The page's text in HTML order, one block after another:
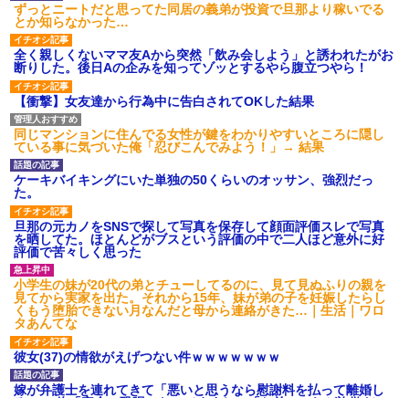
【衝撃】報酬100万円超の治験
募集がこちらｗｗｗｗｗ(※画像
あり)
【ネット騒然】惨殺されたタ
ワマン頂き女子のこの動画、す
げえええええｗｗｗｗｗｗｗｗ
ｗｗｗ
【愕然】白のクラウン俺氏、
高速道路左車線を制限速度で走
った結果wwwwwwwwwwww
百年の恋12-899 食べた量を
張り合ってくる
【悲報】佐藤輝明・・・２軍
でも盛大にやらかす←あまり悲
しませないでくれ
ずっとニートだと思ってた同居の義弟が投資で旦那より稼いでる
とか知らなかった…
全く親しくないママ友Aから突然「飲み会しよう」と誘われたがお
断りした。後日Aの企みを知ってゾッとするやら腹立つやら！
【衝撃】女友達から行為中に告白されてOKした結果
同じマンションに住んでる女性が鍵をわかりやすいところに隠し
ている事に気づいた俺「忍びこんでみよう！」→ 結果
ケーキバイキングにいた単独の50くらいのオッサン、強烈だっ
た。
旦那の元カノをSNSで探して写真を保存して顔面評価スレで写真
を晒してた。ほとんどがブスという評価の中で二人ほど意外に好
評価で苦々しく思った
小学生の妹が20代の弟とチューしてるのに、見て見ぬふりの親を
見てから実家を出た。それから15年、妹が弟の子を妊娠したらし
くもう堕胎できない月なんだと母から連絡がきた…｜生活｜ワロ
タあんてな
彼女(37)の情欲がえげつない件ｗｗｗｗｗｗｗ
嫁が弁護士を連れてきて「悪いと思うなら慰謝料を払って離婚し